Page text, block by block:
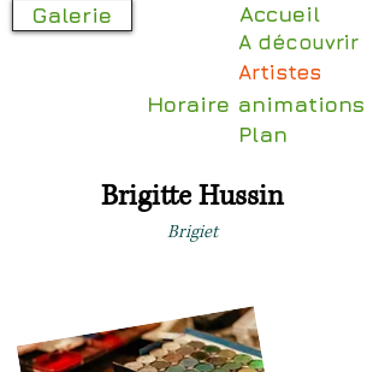
Galerie Accueil
A découvrir
Artistes
Horaire animations
Plan
Brigitte Hussin
Brigiet